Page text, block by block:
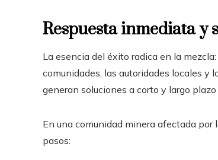
Respuesta inmediata y
La esencia del éxito radica en la
comunidades, las autoridades locales y
generan soluciones a corto y largo
En una comunidad minera afectada
pasos: